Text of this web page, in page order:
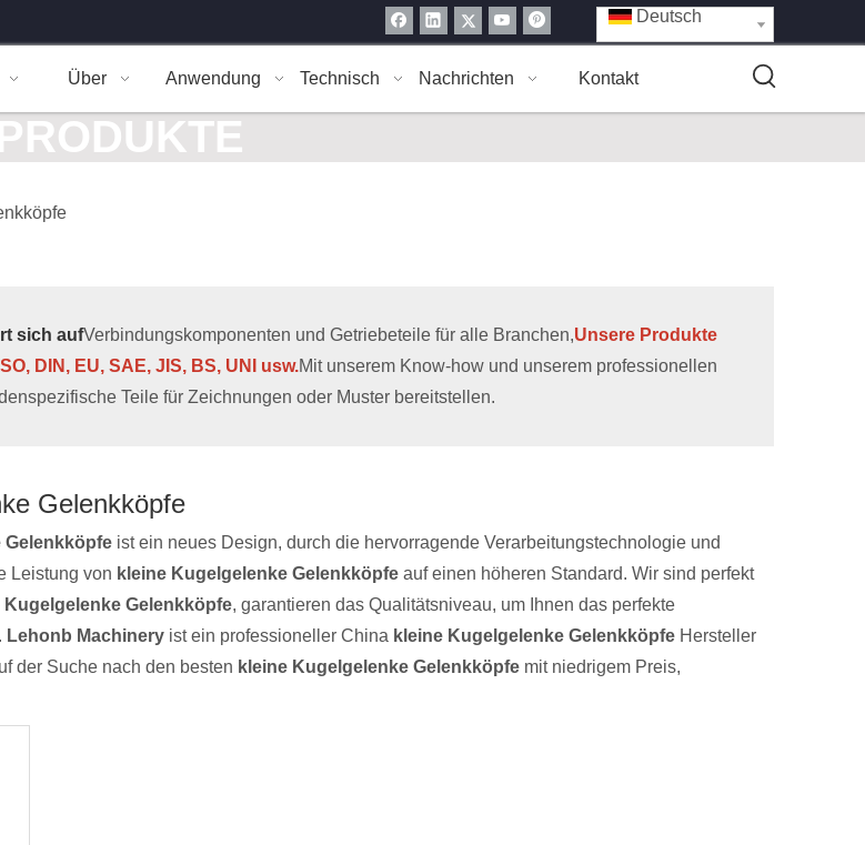
Deutsch
Über Anwendung Technisch Nachrichten Kontakt
sich aufVerbindungskomponenten und Getriebeteile für alle Branchen,Unsere Produkte
DIN, EU, SAE, JIS, BS, UNI usw.Mit unserem Know-how und unserem professionellen
Teile für Zeichnungen oder Muster bereitstellen.
Gelenkköpfe
Gelenkköpfe ist ein neues Design, durch die hervorragende Verarbeitungstechnologie und
Leistung von kleine Kugelgelenke Gelenkköpfe auf einen höheren Standard. Wir sind perfekt
Kugelgelenke Gelenkköpfe, garantieren das Qualitätsniveau, um Ihnen das perfekte
Lehonb Machinery ist ein professioneller China kleine Kugelgelenke Gelenkköpfe Hersteller
der Suche nach den besten kleine Kugelgelenke Gelenkköpfe mit niedrigem Preis,